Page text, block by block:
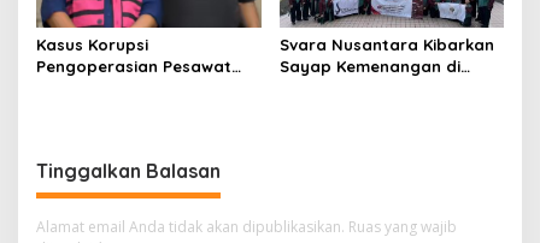
Kasus Korupsi
Pengoperasian Pesawat
Svara Nusantara Kibarkan
Sayap Kemenangan di
Tinggalkan Balasan
Alamat email Anda tidak akan dipublikasikan. Ruas yang wajib